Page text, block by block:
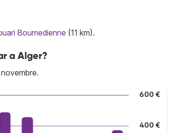
Boumedienne (11 km).
a Alger?
400 €
600 €